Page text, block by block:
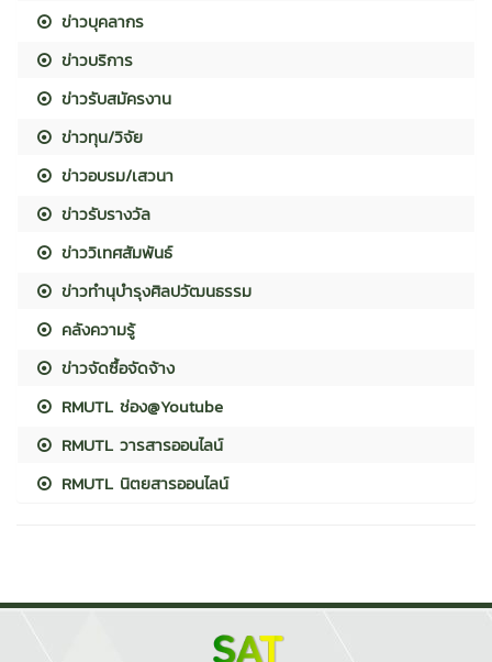
ข่าวบุคลากร
ข่าวบริการ
ข่าวรับสมัครงาน
ข่าวทุน/วิจัย
ข่าวอบรม/เสวนา
ข่าวรับรางวัล
ข่าววิเทศสัมพันธ์
ข่าวทำนุบำรุงศิลปวัฒนธรรม
คลังความรู้
ข่าวจัดซื้อจัดจ้าง
RMUTL ช่อง@Youtube
RMUTL วารสารออนไลน์
RMUTL นิตยสารออนไลน์